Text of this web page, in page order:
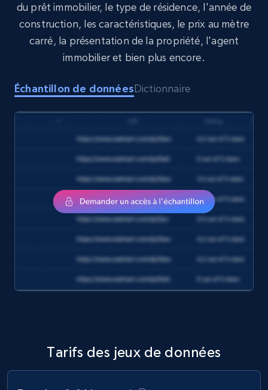
du prêt immobilier, le type de résidence, l'année de
construction, les caractéristiques, le prix au mètre
carré, la présentation de la propriété, l'agent
immobilier et bien plus encore.
Échantillon de donnéesDictionnaire
Tarifs des jeux de données